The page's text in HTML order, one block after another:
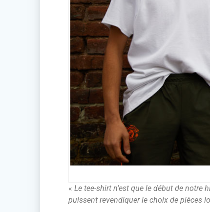
«Le tee-shirt n’est que le début de
puissent revendiquer le choix de pièces